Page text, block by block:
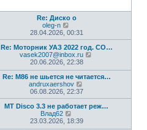
е
д
е
м
у
с
о
о
б
щ
е
н
и
о
л
е
д
н
е
у
с
о
о
б
щ
е
т
и
к
п
о
с
л
е
д
н
е
м
у
с
о
о
Re: Диско о
oleg-n
е
р
е
й
т
и
к
п
о
с
л
е
д
н
28.04.2026, 00:31
Re: Моторник УАЗ 2022 год. СО…
vasek2007@inbox.ru
р
е
и
к
с
20.06.2026, 22:38
Re: М86 не шьется не читается…
andruxaershov
е
р
е
т
и
06.08.2026, 22:37
МТ Disco 3.3 не работает реж…
Влад62
е
р
23.03.2026, 18:39